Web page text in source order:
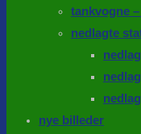
tankvogne
nedlagte
nye billeder